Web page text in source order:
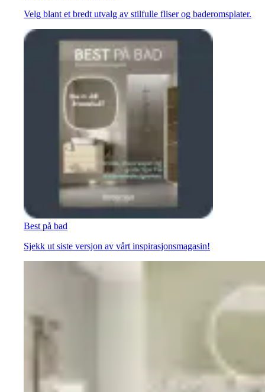
Velg blant et bredt utvalg av stilfulle fliser og baderomsplater.
Best på bad
Sjekk ut siste versjon av vårt inspirasjonsmagasin!